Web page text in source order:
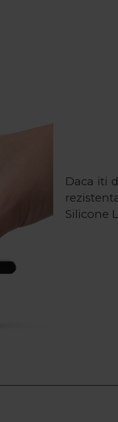
Daca iti
Silicone